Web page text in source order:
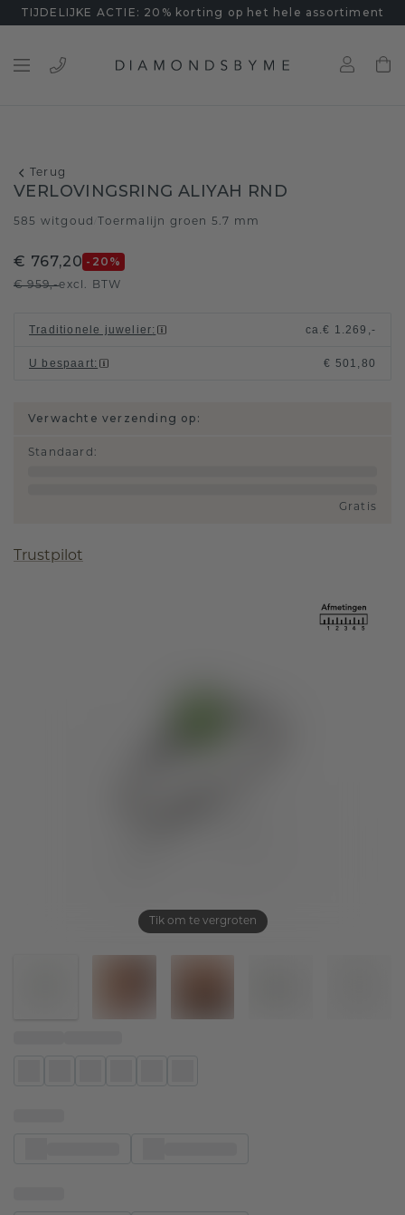
TIJDELIJKE ACTIE: 20% korting op het hele assortiment
Terug
Tik om te vergroten
VERLOVINGSRING ALIYAH RND
585 witgoud Toermalijn groen 5.7 mm
€ 767,20 -20 %
€ 959,-excl. BTW
Traditionele juwelier: ca.€ 1.269,-
U bespaart: € 501,80
Verwachte verzending op:
Standaard :
Gratis
Trustpilot